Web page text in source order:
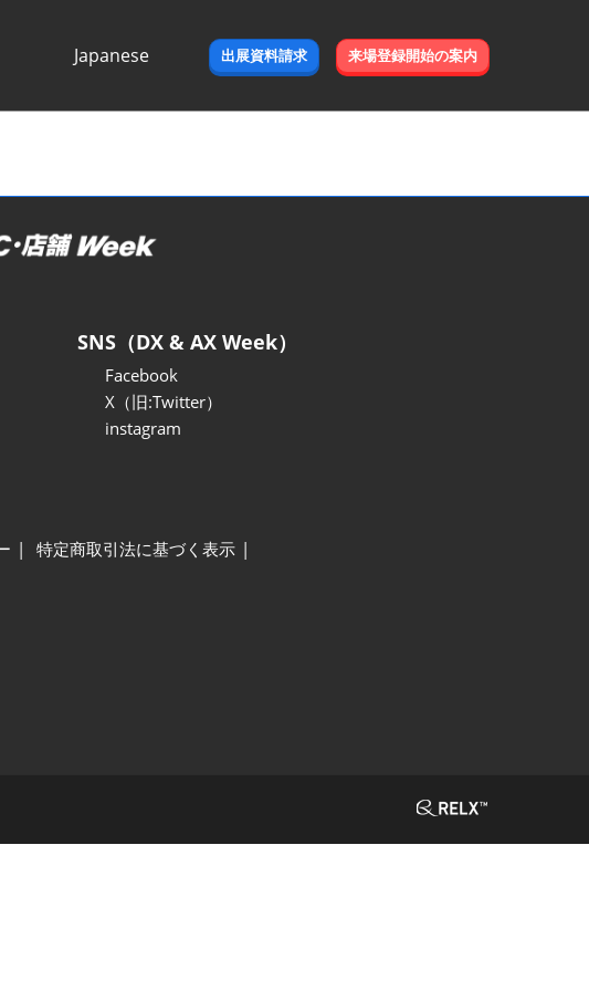
Japanese
出展資料請求 来場登録開始の案内
SNS（DX & AX Week）
Facebook
X（旧:Twitter）
instagram
特定商取引法に基づく表示